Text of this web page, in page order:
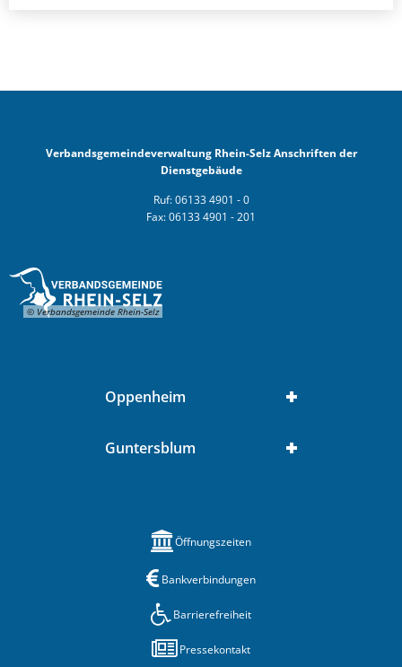
Verbandsgemeindeverwaltung Rhein-Selz Anschriften der
Dienstgebäude
Ruf: 06133 4901 - 0
Fax: 06133 4901 - 201
© Verbandsgemeinde Rhein-Selz
Oppenheim
Guntersblum
Öffnungszeiten
Bankverbindungen
Barrierefreiheit
Pressekontakt